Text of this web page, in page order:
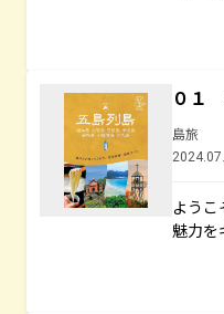
０１
島旅
よう
魅力を